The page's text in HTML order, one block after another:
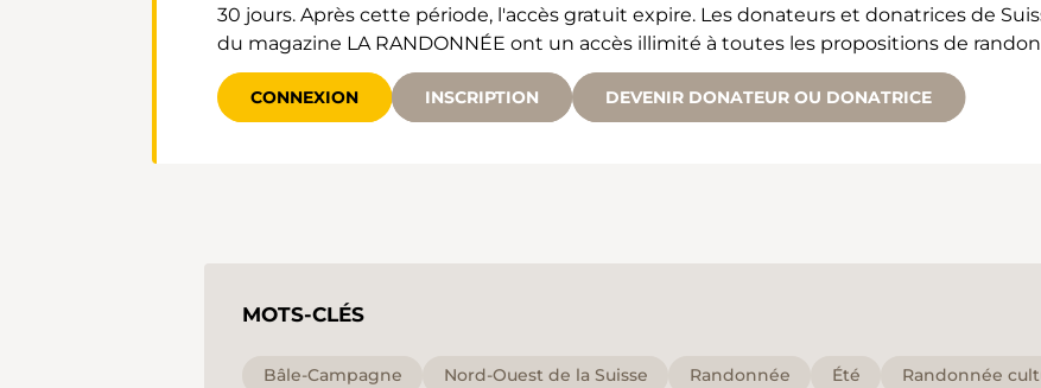
30 jours. Après cette période, l'accès gratuit expire. Les donateurs et donatrices de
du magazine LA RANDONNÉE ont un accès illimité à toutes les propositions de
CONNEXION INSCRIPTION DEVENIR DONATEUR OU DONATRICE
MOTS-CLÉS
Bâle-Campagne Nord-Ouest de la Suisse Randonnée Été
Randonnée